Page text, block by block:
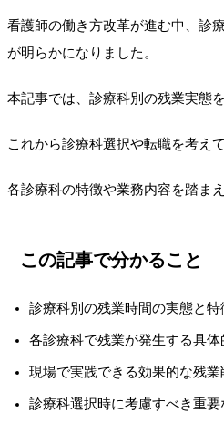
看護師の働き方改革が進む中、診
が明らかになりました。
本記事では、診療科別の残業実態
これから診療科選択や転職を考え
各診療科の特徴や業務内容を踏ま
この記事で分かること
診療科別の残業時間の実態と
各診療科で残業が発生する具
現場で実践できる効果的な残
診療科選択時に考慮すべき重